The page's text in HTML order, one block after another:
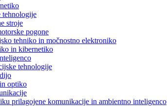
tehnologije
stroje
pogone
tehniko in močnostno elektroniko
in kibernetiko
tehnologije
optiko
prilagojene komunikacije in ambientno inteligenco